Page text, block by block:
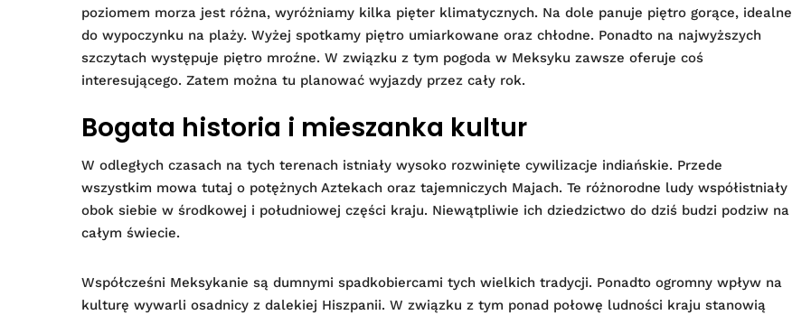
poziomem morza jest różna, wyróżniamy kilka pięter klimatycznych. Na dole panuje piętro gorące, idealne
do wypoczynku na plaży. Wyżej spotkamy piętro umiarkowane oraz chłodne. Ponadto na najwyższych
szczytach występuje piętro mroźne. W związku z tym pogoda w Meksyku zawsze oferuje coś
interesującego. Zatem można tu planować wyjazdy przez cały rok.
Bogata historia i mieszanka kultur
W odległych czasach na tych terenach istniały wysoko rozwinięte cywilizacje indiańskie. Przede
wszystkim mowa tutaj o potężnych Aztekach oraz tajemniczych Majach. Te różnorodne ludy współistniały
obok siebie w środkowej i południowej części kraju. Niewątpliwie ich dziedzictwo do dziś budzi podziw na
całym świecie.
Współcześni Meksykanie są dumnymi spadkobiercami tych wielkich tradycji. Ponadto ogromny wpływ na
kulturę wywarli osadnicy z dalekiej Hiszpanii. W związku z tym ponad połowę ludności kraju stanowią